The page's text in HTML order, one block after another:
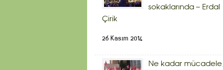
sokaklarında – Erdal
Çirik
26 Kasım 2014
Ne kadar